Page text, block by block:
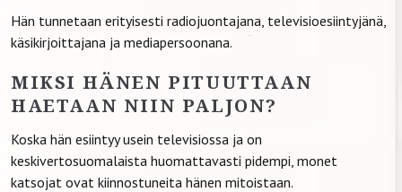
Hän tunnetaan erityisesti radiojuontajana, televisioesiintyjänä,
käsikirjoittajana ja mediapersoonana.
MIKSI HÄNEN PITUUTTAAN
HAETAAN NIIN PALJON?
Koska hän esiintyy usein televisiossa ja on
keskivertosuomalaista huomattavasti pidempi, monet
katsojat ovat kiinnostuneita hänen mitoistaan.